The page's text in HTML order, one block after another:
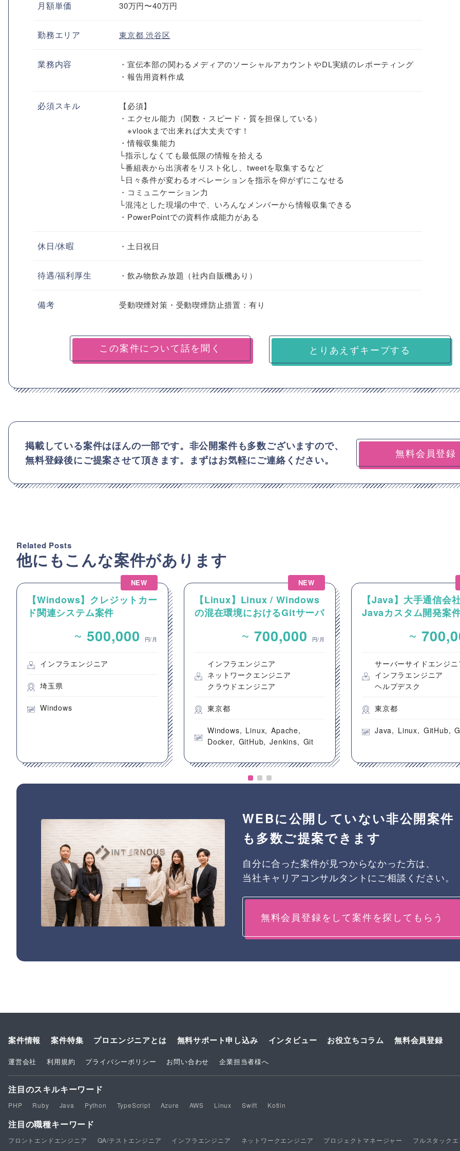
月額単価 30万円〜40万円
勤務エリア 東京都渋谷区
業務内容
・宣伝本部の関わるメディアのソーシャルアカウントやDL実績のレポーティング
・報告用資料作成
必須スキル
【必須】
・エクセル能力（関数・スピード・質を担保している）
※vlookまで出来れば大丈夫です！
・情報収集能力
└指示しなくても最低限の情報を拾える
└番組表から出演者をリスト化し、tweetを取集するなど
└日々条件が変わるオペレーションを指示を仰がずにこなせる
・コミュニケーション力
└混沌とした現場の中で、いろんなメンバーから情報収集できる
・PowerPointでの資料作成能力がある
休日/休暇 ・土日祝日
待遇/福利厚生 ・飲み物飲み放題（社内自販機あり）
備考 受動喫煙対策・受動喫煙防止措置：有り
とりあえずキープする
掲載している案件はほんの一部です。非公開案件も多数ございますので、
無料登録後にご提案させて頂きます。まずはお気軽にご連絡ください。
無料会員登録
Related Posts
他にもこんな案件があります
NEW
【Windows】クレジットカー
ド関連システム案件
~ 500,000 円/月
インフラエンジニア
埼玉県
Windows
NEW
【Linux】Linux / Windows
の混在環境におけるGitサーバ
~ 700,000 円/月
インフラエンジニア
ネットワークエンジニア
クラウドエンジニア
東京都
Windows Linux
Apache
Docker
GitHub Jenkins Git
【Java】大手通信会
Javaカスタム開発案
~
サーバーサイドエンジ
インフラエンジニア
ヘルプデスク
東京都
Java Linux GitHub
WEBに公開していない非公開案件
も多数ご提案できます
自分に合った案件が見つからなかった方は、
当社キャリアコンサルタントにご相談ください。
無料会員登録をして案件を探してもらう
案件情報 案件特集 プロエンジニアとは 無料サポート申し込み インタビュー お役立ちコラム 無料会員登録
運営会社 利用規約 プライバシーポリシー お問い合わせ 企業担当者様へ
注目のスキルキーワード
PHP Ruby Java Python TypeScript Azure AWS Linux Swift Kotlin
注目の職種キーワード
フロントエンドエンジニア QA/テストエンジニア インフラエンジニア ネットワークエンジニア プロジェクトマネージャー フルスタック